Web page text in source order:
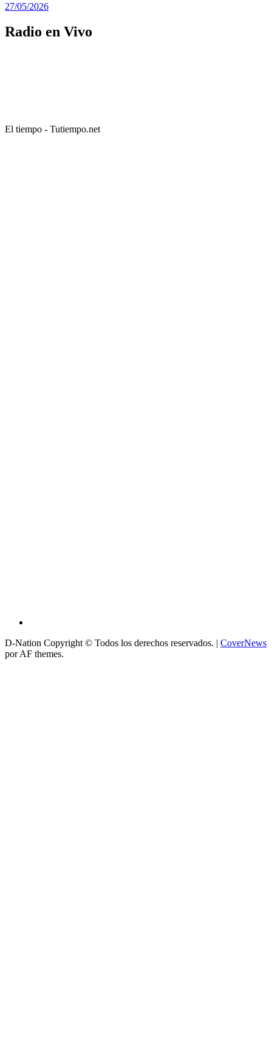
27/05/2026
Radio en Vivo
El tiempo - Tutiempo.net
D-Nation Copyright © Todos los derechos reservados. | CoverNews
por AF themes.